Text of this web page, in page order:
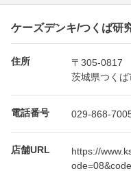
ケーズデンキ/つくば研
住所
〒305-0817
茨城県つく
電話番号 029-868-
店舗URL
https://